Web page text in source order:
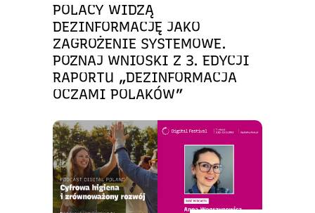
POLACY WIDZĄ
DEZINFORMACJĘ JAKO
ZAGROŻENIE SYSTEMOWE.
POZNAJ WNIOSKI Z 3. EDYCJI
RAPORTU „DEZINFORMACJA
OCZAMI POLAKÓW”